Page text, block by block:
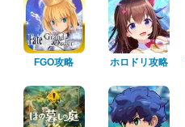
FGO攻略 ホロドリ攻略